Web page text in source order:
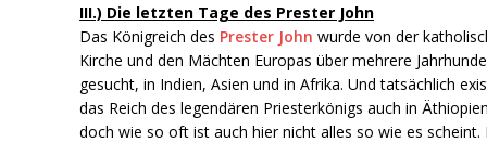
III.) Die letzten Tage des Prester John
Das Königreich des Prester John wurde von der
Kirche und den Mächten Europas über mehrere
gesucht, in Indien, Asien und in Afrika. Und tatsächlich
das Reich des legendären Priesterkönigs auch in
doch wie so oft ist auch hier nicht alles so wie es scheint.